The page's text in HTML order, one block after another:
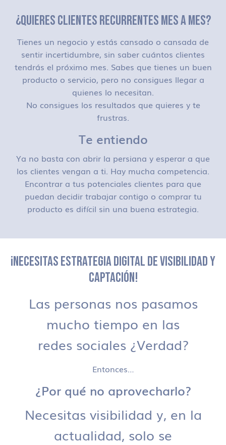
¿QUIERES CLIENTES RECURRENTES MES A MES?
Tienes un negocio y estás cansado o cansada de
sentir incertidumbre, sin saber cuántos clientes
tendrás el próximo mes. Sabes que tienes un buen
producto o servicio, pero no consigues llegar a
quienes lo necesitan.
No consigues los resultados que quieres y te
frustras.
Te entiendo
Ya no basta con abrir la persiana y esperar a que
los clientes vengan a ti. Hay mucha competencia.
Encontrar a tus potenciales clientes para que
puedan decidir trabajar contigo o comprar tu
producto es difícil sin una buena estrategia.
¡NECESITAS ESTRATEGIA DIGITAL DE VISIBILIDAD Y
CAPTACIÓN!
Las personas nos pasamos
mucho tiempo en las
redes sociales ¿Verdad?
Entonces…
¿Por qué no aprovecharlo?
Necesitas visibilidad y, en la
actualidad, solo se